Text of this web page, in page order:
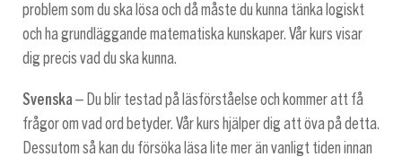
problem som du ska lösa och då måste du kunna tänka logiskt
och ha grundläggande matematiska kunskaper. Vår kurs visar
dig precis vad du ska kunna.
Svenska – Du blir testad på läsförståelse och kommer att få
frågor om vad ord betyder. Vår kurs hjälper dig att öva på detta.
Dessutom så kan du försöka läsa lite mer än vanligt tiden innan